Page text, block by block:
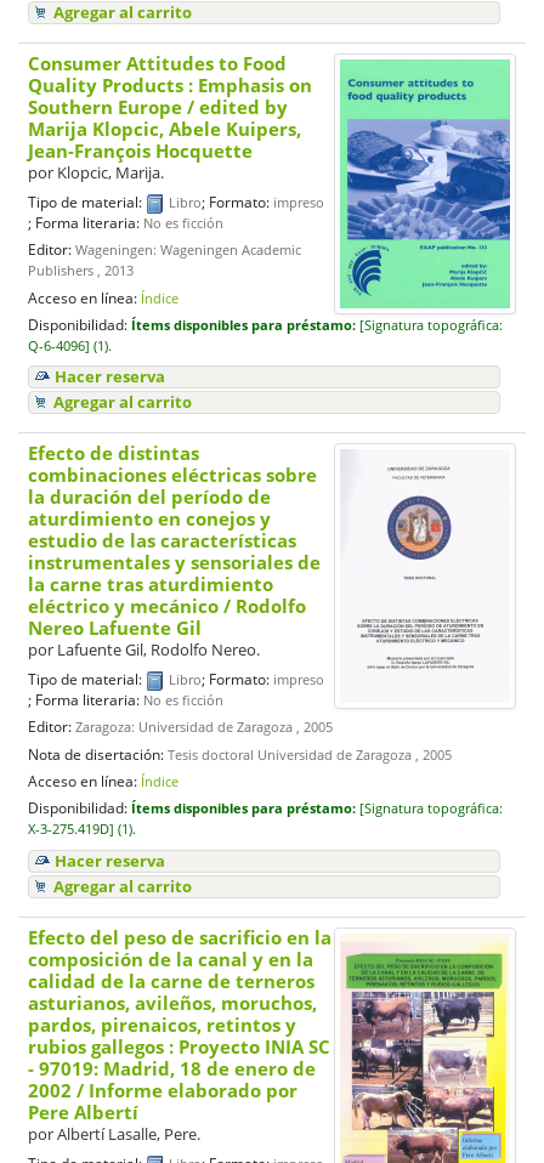
Agregar al carrito
Consumer Attitudes to Food
Quality Products : Emphasis on
Southern Europe / edited by
Marija Klopcic, Abele Kuipers,
Jean-François Hocquette
por Klopcic, Marija.
Tipo de material: Libro; Formato: impreso
; Forma literaria: No es ficción
Editor: Wageningen: Wageningen Academic
Publishers , 2013
Acceso en línea: Índice
Disponibilidad: Ítems disponibles para préstamo: [Signatura topográfica:
Q-6-4096] (1).
Hacer reserva
Agregar al carrito
Efecto de distintas
combinaciones eléctricas sobre
la duración del período de
aturdimiento en conejos y
estudio de las características
instrumentales y sensoriales de
la carne tras aturdimiento
eléctrico y mecánico / Rodolfo
Nereo Lafuente Gil
por Lafuente Gil, Rodolfo Nereo.
Tipo de material: Libro; Formato: impreso
; Forma literaria: No es ficción
Editor: Zaragoza: Universidad de Zaragoza , 2005
Nota de disertación: Tesis doctoral Universidad de Zaragoza , 2005
Acceso en línea: Índice
Disponibilidad: Ítems disponibles para préstamo: [Signatura topográfica:
X-3-275.419D] (1).
Hacer reserva
Agregar al carrito
Efecto del peso de sacrificio en la
composición de la canal y en la
calidad de la carne de terneros
asturianos, avileños, moruchos,
pardos, pirenaicos, retintos y
rubios gallegos : Proyecto INIA SC
- 97019: Madrid, 18 de enero de
2002 / Informe elaborado por
Pere Albertí
porAlbertí Lasalle, Pere.